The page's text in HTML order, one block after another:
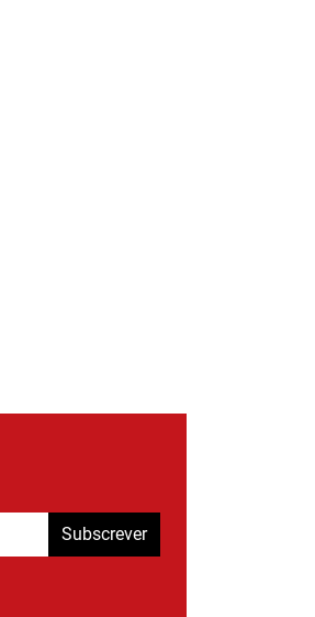
Subscrever